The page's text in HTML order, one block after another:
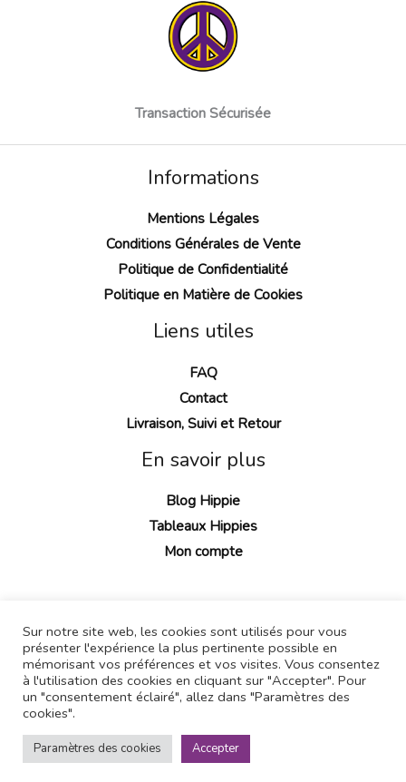
Transaction Sécurisée
Informations
Mentions Légales
Conditions Générales de Vente
Politique de Confidentialité
Politique en Matière de Cookies
Liens utiles
FAQ
Contact
Livraison, Suivi et Retour
En savoir plus
Blog Hippie
Tableaux Hippies
Mon compte
Copyright © 2026 Habit Hippie
Sur notre site web, les cookies sont utilisés pour vous
présenter l'expérience la plus pertinente possible en
mémorisant vos préférences et vos visites. Vous consentez
à l'utilisation des cookies en cliquant sur "Accepter". Pour
un "consentement éclairé", allez dans "Paramètres des
cookies".
Paramètres des cookies Accepter